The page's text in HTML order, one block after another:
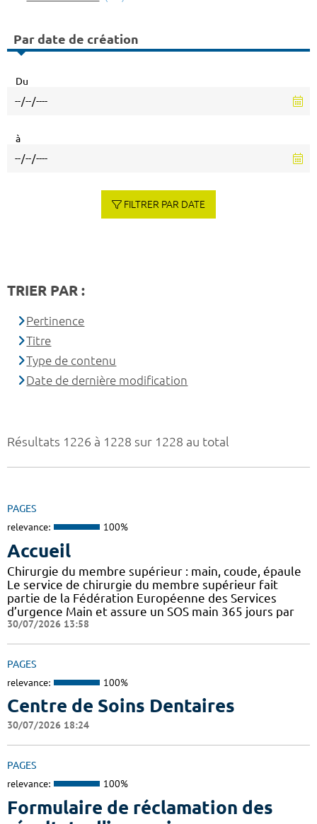
Résultats 1226 à 1228 sur 1228 au total
PAGES
relevance: 100%
Accueil
Chirurgie du membre supérieur : main, coude, épaule
Le service de chirurgie du membre supérieur fait
partie de la Fédération Européenne des Services
d’urgence Main et assure un SOS main 365 jours par
30/07/2026 13:58
PAGES
relevance: 100%
Centre de Soins Dentaires
30/07/2026 18:24
PAGES
relevance: 100%
Formulaire de réclamation des
Par date de création
Du
à
FILTRER PAR DATE
TRIER PAR :
Pertinence
Titre
Type de contenu
Date de dernière modification